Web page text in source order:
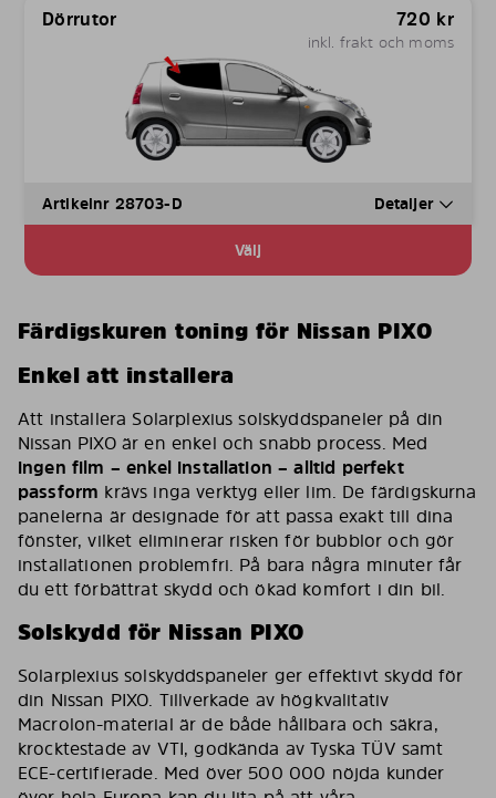
Dörrutor 720 kr
inkl. frakt och moms
Artikelnr 28703-D Detaljer
Välj
Färdigskuren toning för Nissan PIXO
Enkel att installera
Att installera Solarplexius solskyddspaneler på din
Nissan PIXO är en enkel och snabb process. Med
ingen film – enkel installation – alltid perfekt
passform krävs inga verktyg eller lim. De färdigskurna
panelerna är designade för att passa exakt till dina
fönster, vilket eliminerar risken för bubblor och gör
installationen problemfri. På bara några minuter får
du ett förbättrat skydd och ökad komfort i din bil.
Solskydd för Nissan PIXO
Solarplexius solskyddspaneler ger effektivt skydd för
din Nissan PIXO. Tillverkade av högkvalitativ
Macrolon-material är de både hållbara och säkra,
krocktestade av VTI, godkända av Tyska TÜV samt
ECE-certifierade. Med över 500 000 nöjda kunder